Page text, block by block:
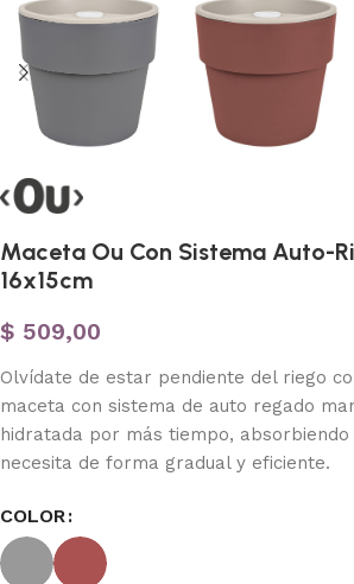
Maceta Ou Con Sistema Auto-
16x15cm
$ 509,00
Olvídate de estar pendiente del riego
maceta con sistema de auto regado
hidratada por más tiempo, absorbiendo
necesita de forma gradual y eficiente.
COLOR